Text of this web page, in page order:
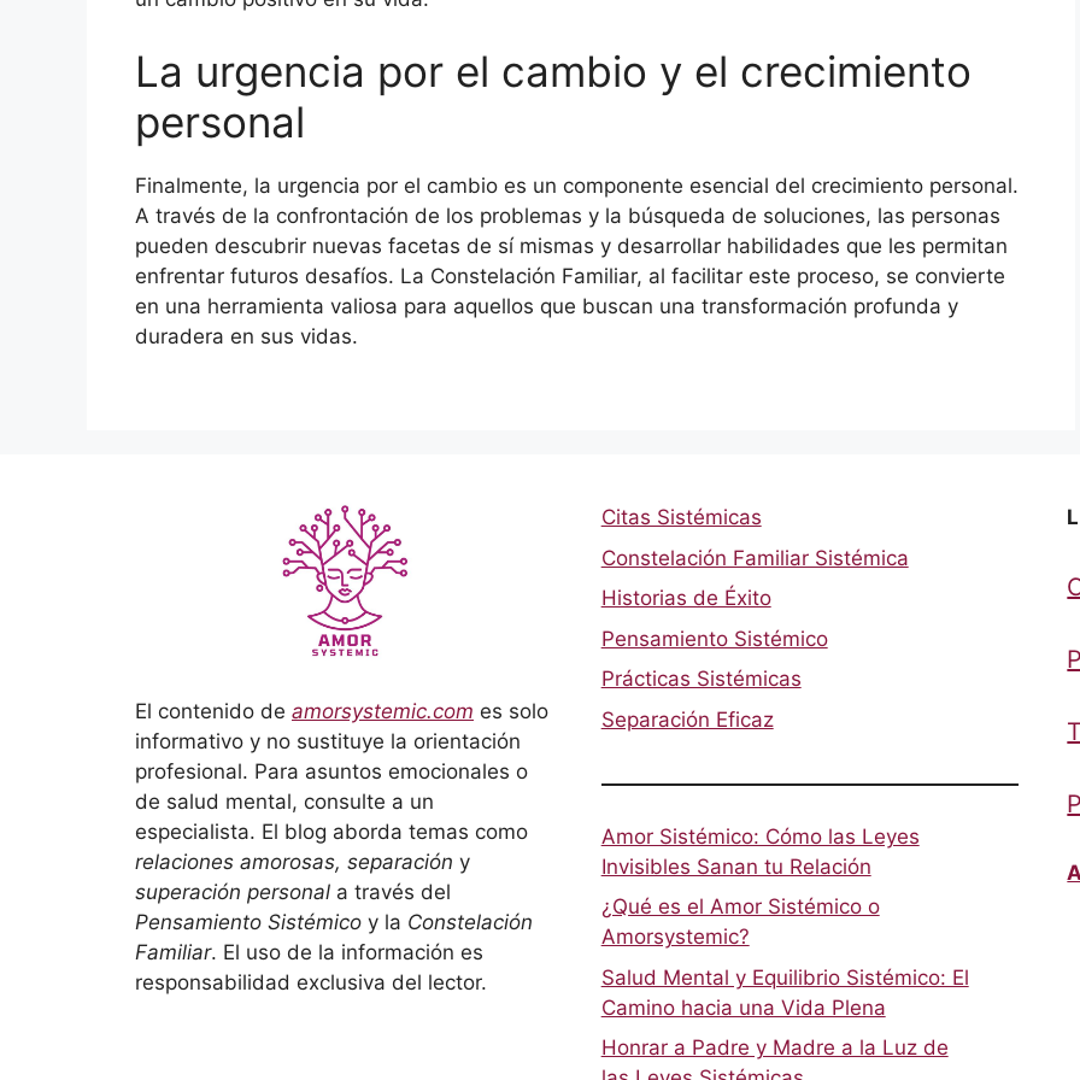
La urgencia por el cambio y el crecimiento
personal
Finalmente, la urgencia por el cambio es un componente esencial del crecimiento personal.
A través de la confrontación de los problemas y la búsqueda de soluciones, las personas
pueden descubrir nuevas facetas de sí mismas y desarrollar habilidades que les permitan
enfrentar futuros desafíos. La Constelación Familiar, al facilitar este proceso, se convierte
en una herramienta valiosa para aquellos que buscan una transformación profunda y
duradera en sus vidas.
El contenido de amorsystemic.com es solo
informativo y no sustituye la orientación
profesional. Para asuntos emocionales o
de salud mental, consulte a un
especialista. El blog aborda temas como
relaciones amorosas, separación y
superación personal a través del
Pensamiento Sistémico y la Constelación
Familiar. El uso de la información es
responsabilidad exclusiva del lector.
Citas Sistémicas
Constelación Familiar Sistémica
Historias de Éxito
Pensamiento Sistémico
Prácticas Sistémicas
Separación Eficaz
Amor Sistémico: Cómo las Leyes
Invisibles Sanan tu Relación
¿Qué es el Amor Sistémico o
Amorsystemic?
Salud Mental y Equilibrio Sistémico: El
Camino hacia una Vida Plena
Honrar a Padre y Madre a la Luz de